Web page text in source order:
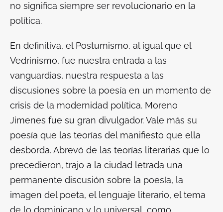
no significa siempre ser revolucionario en la
política.
En definitiva, el Postumismo, al igual que el
Vedrinismo, fue nuestra entrada a las
vanguardias, nuestra respuesta a las
discusiones sobre la poesía en un momento de
crisis de la modernidad política. Moreno
Jimenes fue su gran divulgador. Vale más su
poesía que las teorías del manifiesto que ella
desborda. Abrevó de las teorías literarias que lo
precedieron, trajo a la ciudad letrada una
permanente discusión sobre la poesía, la
imagen del poeta, el lenguaje literario, el tema
de lo dominicano y lo universal, como